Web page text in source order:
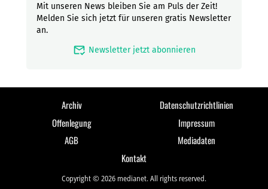
Mit unseren News bleiben Sie am Puls der Zeit!
Melden Sie sich jetzt für unseren gratis Newsletter
an.
mark_email_read Newsletter jetzt abonnieren
Archiv
Datenschutzrichtlinien
Offenlegung
Impressum
AGB
Mediadaten
Kontakt
Copyright © 2026 medianet. All rights reserved.